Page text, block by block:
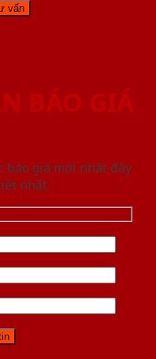
BÁO GIÁ
báo giá mới nhât đầy
nhất.